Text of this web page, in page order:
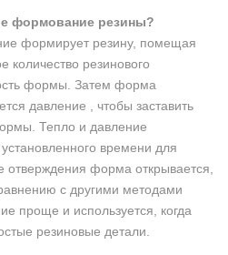
формование резины?
формирует резину, помещая
количество резинового
формы. Затем форма
давление , чтобы заставить
Тепло и давление
времени для
форма открывается,
с другими методами
проще и используется, когда
резиновые детали.